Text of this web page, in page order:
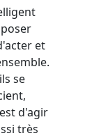
et
se
d'agir
très